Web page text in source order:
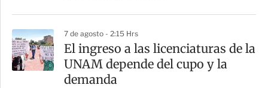
7 de agosto - 2:15 Hrs
El ingreso a las licenciaturas de la
UNAM depende del cupo y la
demanda